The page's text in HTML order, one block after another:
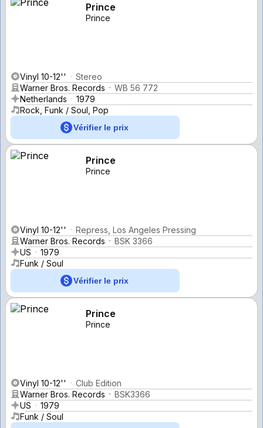
Prince
Prince
Vinyl 10-12''
Stereo
Warner Bros. Records
WB 56 772
Netherlands
1979
Rock, Funk / Soul, Pop
Vérifier le prix
Prince
Prince
Vinyl 10-12''
Repress, Los Angeles Pressing
Warner Bros. Records
BSK 3366
US
1979
Funk / Soul
Vérifier le prix
Prince
Prince
Vinyl 10-12''
Club Edition
Warner Bros. Records
BSK3366
US
1979
Funk / Soul